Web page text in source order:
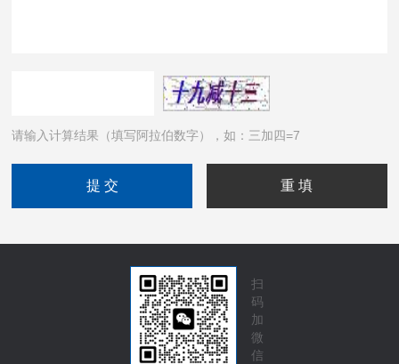
请输入计算结果（填写阿拉伯数字），如：三加四=7
扫
码
加
微
信